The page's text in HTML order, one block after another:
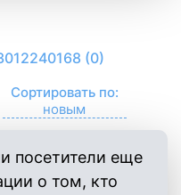
(0)
Сортировать по:
посетители еще
о том, кто